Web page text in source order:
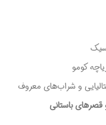
کومو
و شراب‌های معروف
باستانی